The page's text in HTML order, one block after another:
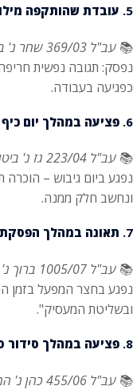
5. עובדת שהותקפה
📚 עב"ל 369/03 שחר נ' ביטוח לאומי
נפסק: תגובה נפשית
כפגיעה בעבודה.
6. פציעה במהלך יום
📚 עב"ל 223/04 גז נ' ביטוח לאומי
נפגע ביום גיבוש – הוכרה
ונחשב חלק ממנה.
7. תאונה במהלך הפסקת
📚 עב"ל 1005/07 ברוך נ' המוסד
נפגע בחצר המפעל בזמן
ובשליטת המעסיק".
8. פציעה במהלך
📚 עב"ל 455/06 כהן נ' המל"ל